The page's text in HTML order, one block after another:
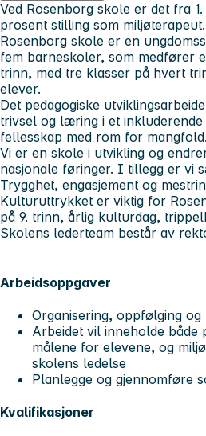
Ved Rosenborg skole er det fra
prosent stilling som
Rosenborg skole er en
fem barneskoler, som medfører
trinn, med tre klasser på hvert
elever.
Det pedagogiske
trivsel og læring i et
fellesskap med rom for mangfold.
Vi er en skole i utvikling og
nasjonale føringer. I tillegg er vi
Trygghet, engasjement og
Kulturuttrykket er viktig for
på 9. trinn, årlig kulturdag,
Skolens lederteam består av
Arbeidsoppgaver
Organisering, oppfølging
Arbeidet vil inneholde både
målene for elevene, og
skolens ledelse
Planlegge og gjennomføre
Kvalifikasjoner